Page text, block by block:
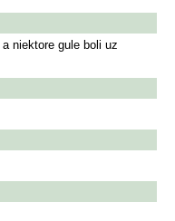
niektore gule boli uz